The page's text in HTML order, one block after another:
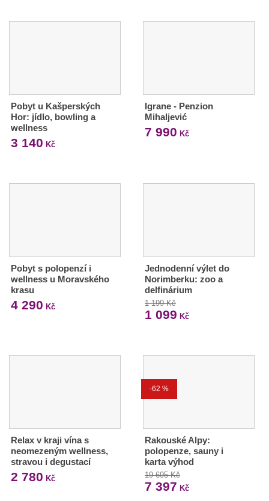
Pobyt u Kašperských
Hor: jídlo, bowling a
wellness
3 140 Kč
Igrane - Penzion
Mihaljević
7 990 Kč
Pobyt s polopenzí i
wellness u Moravského
krasu
4 290 Kč
Jednodenní výlet do
Norimberku: zoo a
delfinárium
1 199 Kč
1 099 Kč
Relax v kraji vína s
neomezeným wellness,
stravou i degustací
2 780 Kč
-62 %
Rakouské Alpy:
polopenze, sauny i
karta výhod
19 695 Kč
7 397 Kč